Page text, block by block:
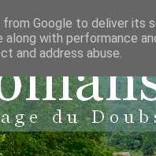
Google to deliver its
along with performance
and address abuse.